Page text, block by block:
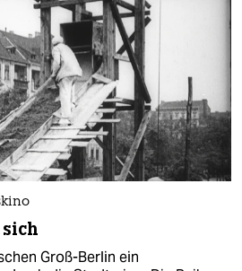
Groß-Berlin ein